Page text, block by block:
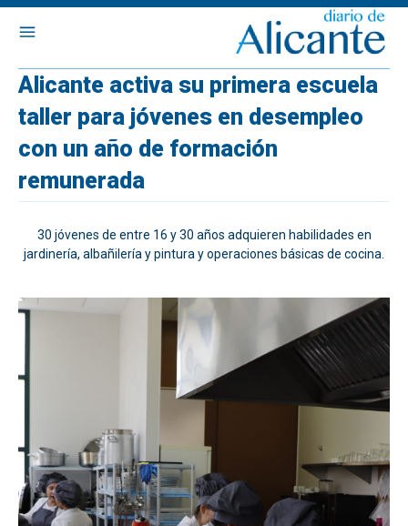
Alicante activa su primera escuela
taller para jóvenes en desempleo
con un año de formación
remunerada
30 jóvenes de entre 16 y 30 años adquieren habilidades en
jardinería, albañilería y pintura y operaciones básicas de cocina.